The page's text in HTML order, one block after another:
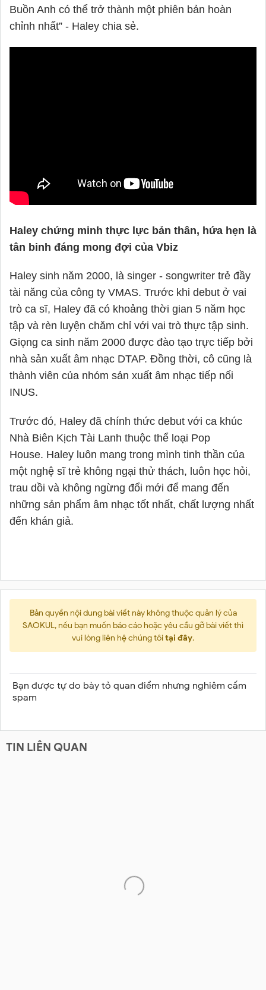
Buồn Anh có thể trở thành một phiên bản hoàn
chỉnh nhất” - Haley chia sẻ.
Haley chứng minh thực lực bản thân, hứa hẹn là
tân binh đáng mong đợi của Vbiz
Haley sinh năm 2000, là singer - songwriter trẻ đầy
tài năng của công ty VMAS. Trước khi debut ở vai
trò ca sĩ, Haley đã có khoảng thời gian 5 năm học
tập và rèn luyện chăm chỉ với vai trò thực tập sinh.
Giọng ca sinh năm 2000 được đào tạo trực tiếp bởi
nhà sản xuất âm nhạc DTAP. Đồng thời, cô cũng là
thành viên của nhóm sản xuất âm nhạc tiếp nối
INUS.
Trước đó, Haley đã chính thức debut với ca khúc
Nhà Biên Kịch Tài Lanh thuộc thể loại Pop
House. Haley luôn mang trong mình tinh thần của
một nghệ sĩ trẻ không ngại thử thách, luôn học hỏi,
trau dồi và không ngừng đổi mới để mang đến
những sản phẩm âm nhạc tốt nhất, chất lượng nhất
đến khán giả.
Bản quyền nội dung bài viết này không thuộc quản lý của
SAOKUL, nếu bạn muốn báo cáo hoặc yêu cầu gỡ bài viết thì
vui lòng liên hệ chúng tôitại đây.
Bạn được tự do bày tỏ quan điểm nhưng nghiêm cấm
spam
TIN LIÊN QUAN